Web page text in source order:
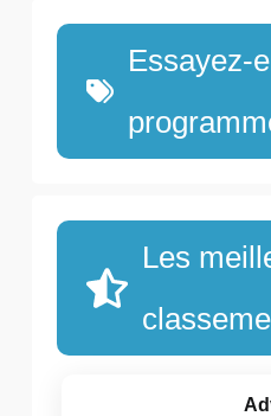
Essayez-
Les